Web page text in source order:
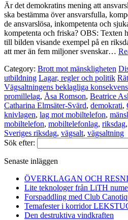
Är det demokratins mening att
ska bestämma över ansvarsfulla,
de ansvarslösa, inkompetenta och
kompetenta och friska? OBS: Texten
till bilden visande exempel på en
att mer än fem miljoner svenskar…
Category: Brott mot mänskligheten
utbildning Lagar, regler och politik
Vägsaltningens beklagliga
promillelag, Åsa Romson, Beatrice
Catharina Elmsäter-Svärd, demokrati,
knivlagen, lag mot mobiltelefon,
mobiltelefon, mobiltelefonlag, riksdag,
Sveriges riksdag, vägsalt, vägsaltning
Sök efter:
Senaste inläggen
ÖVERKLAGAN OCH
Lite teknologer från LiTH
Forspaddling med Club
Temafester i korridor
Den destruktiva vindkraften